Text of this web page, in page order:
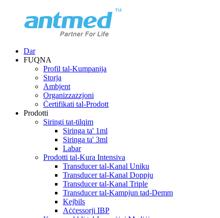
Dar
FUQNA
Profil tal-Kumpanija
Storja
Ambjent
Organizzazzjoni
Ċertifikati tal-Prodott
Prodotti
Siringi tat-tilqim
Siringa ta' 1ml
Siringa ta' 3ml
Labar
Prodotti tal-Kura Intensiva
Transducer tal-Kanal Uniku
Transducer tal-Kanal Doppju
Transducer tal-Kanal Triple
Transducer tal-Kampjun tad-Demm
Kejbils
Aċċessorji IBP